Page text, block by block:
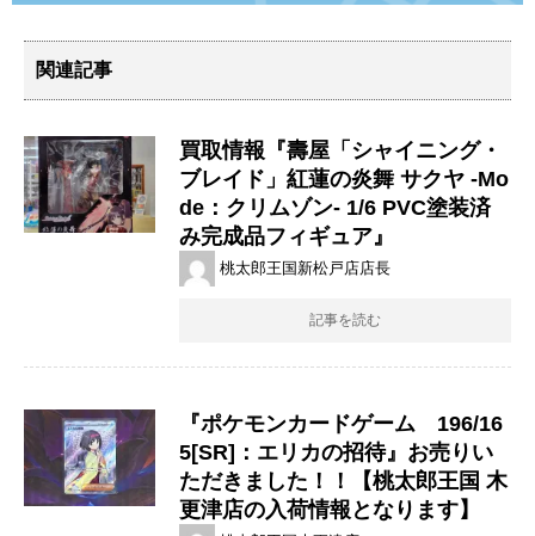
関連記事
買取情報『壽屋「シャイニング・
ブレイド」紅蓮の炎舞 ​サクヤ ​-Mo
de：クリムゾン- ​1/6 ​PVC塗装済
み完成品フィギュア』
桃太郎王国新松戸店店長
記事を読む
『ポケモンカードゲーム 196/16
5[SR]：エリカの招待』お売りい
ただきました！！【桃太郎王国 木
更津店の入荷情報となります】